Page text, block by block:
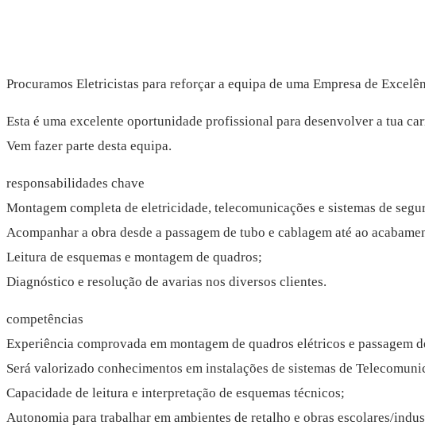
Procuramos Eletricistas para reforçar a equipa de uma Empresa de
Esta é uma excelente oportunidade profissional para desenvolver a tua
Vem fazer parte desta equipa.
responsabilidades chave
Montagem completa de eletricidade, telecomunicações e sistemas de
Acompanhar a obra desde a passagem de tubo e cablagem até ao
Leitura de esquemas e montagem de quadros;
Diagnóstico e resolução de avarias nos diversos clientes.
competências
Experiência comprovada em montagem de quadros elétricos e passagem
Será valorizado conhecimentos em instalações de sistemas de
Capacidade de leitura e interpretação de esquemas técnicos;
Autonomia para trabalhar em ambientes de retalho e obras escolares/